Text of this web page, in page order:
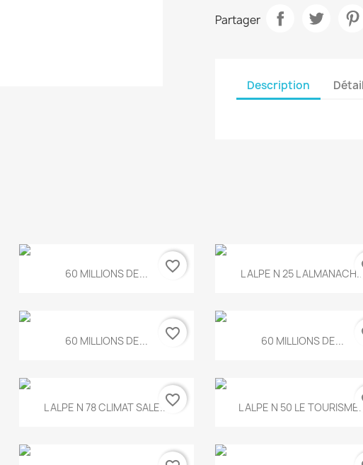
Partager
Description
Aperçu rapide
60 MILLIONS DE... favorite_border  Aperçu rapide
L ALPE N 25 L
Aperçu rapide
60 MILLIONS DE... favorite_border Aperçu rapide
60 MILLIONS DE...
 Aperçu rapide
L ALPE N 78 CLIMAT SALE...favorite_border  Aperçu rapide
L ALPE N 50 LE